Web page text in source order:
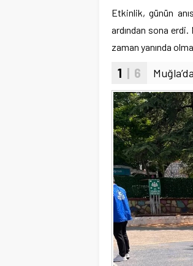
Etkinlik, günün
ardından sona
zaman yanında
1 | 6